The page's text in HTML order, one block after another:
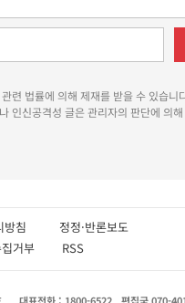
련 법률에 의해 제재를 받을 수 있습니
인신공격성 글은 관리자의 판단에 의
리방침 정정·반론보도
거부 RSS
대표전화 : 1800-6522 편집국 070-